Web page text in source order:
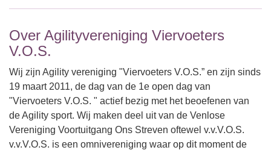
Over Agilityvereniging Viervoeters
V.O.S.
Wij zijn Agility vereniging "Viervoeters V.O.S.” en zijn sinds
19 maart 2011, de dag van de 1e open dag van
"Viervoeters V.O.S. " actief bezig met het beoefenen van
de Agility sport. Wij maken deel uit van de Venlose
Vereniging Voortuitgang Ons Streven oftewel v.v.V.O.S.
v.v.V.O.S. is een omnivereniging waar op dit moment de